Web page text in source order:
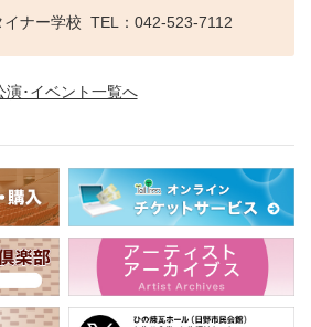
イナー学校 TEL：042-523-7112
演･イベント一覧へ